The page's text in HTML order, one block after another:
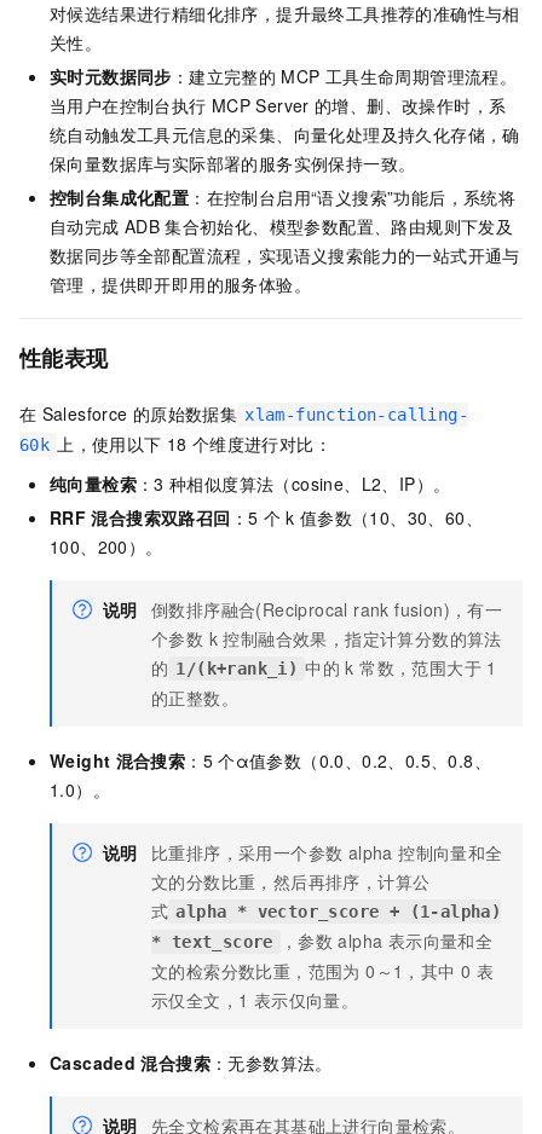
对候选结果进行精细化排序，提升最终工具推荐的准确性与相
关性。
实时元数据同步 ：建立完整的 MCP 工具生命周期管理流程。
当用户在控制台执行 MCP Server 的增、删、改操作时，系
统自动触发工具元信息的采集、向量化处理及持久化存储，确
保向量数据库与实际部署的服务实例保持一致。
控制台集成化配置 ：在控制台启用“语义搜索”功能后，系统将
自动完成 ADB 集合初始化、模型参数配置、路由规则下发及
数据同步等全部配置流程，实现语义搜索能力的一站式开通与
管理，提供即开即用的服务体验。
性能表现
在 Salesforce 的原始数据集 xlam-function-calling-
60k 上，使用以下 18 个维度进行对比：
纯向量检索 ：3 种相似度算法（cosine、L2、IP）。
RRF 混合搜索双路召回 ：5 个 k 值参数（10、30、60、
100、200）。
说明 倒数排序融合(Reciprocal rank fusion)，有一
个参数 k 控制融合效果，指定计算分数的算法
的 1/(k+rank_i) 中的 k 常数，范围大于 1
的正整数。
Weight 混合搜索 ：5 个α值参数（0.0、0.2、0.5、0.8、
1.0）。
说明
比重排序，采用一个参数 alpha 控制向量和全
文的分数比重，然后再排序，计算公
式 alpha * vector_score + (1-alpha)
* text_score
，参数 alpha 表示向量和全
文的检索分数比重，范围为 0～1，其中 0 表
示仅全文，1 表示仅向量。
Cascaded 混合搜索 ：无参数算法。
说明 先全文检索再在其基础上进行向量检索。